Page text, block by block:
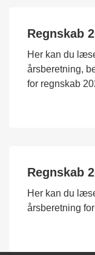
Regnskab
Her kan du
årsberetning,
for regnskab
Regnskab
Her kan du
årsberetning